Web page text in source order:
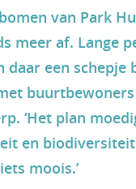
van Park
meer af. Lange
daar een schepje
‘Het plan
en biodiversiteit
moois.’